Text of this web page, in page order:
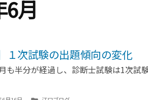
月
１次試験の出題傾向の変化
も半分が経過し、診断士試験は1次試